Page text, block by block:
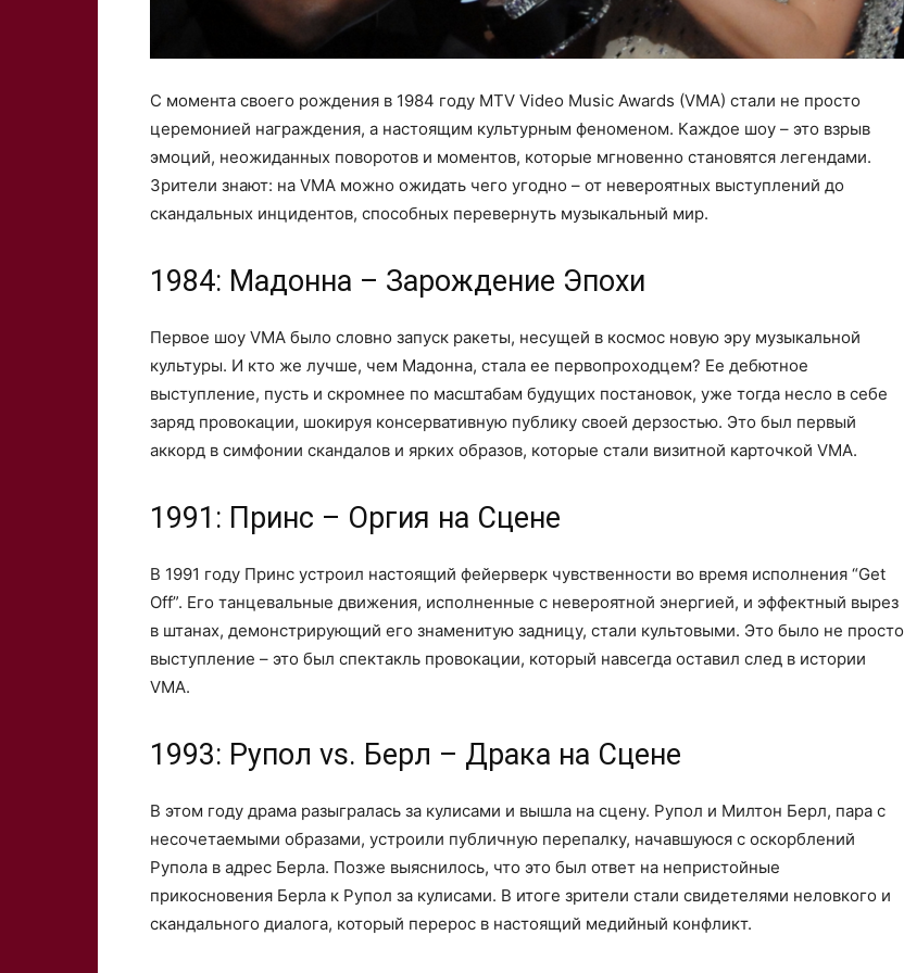
С момента своего рождения в 1984 году MTV Video Music Awards (VMA) стали не просто
церемонией награждения, а настоящим культурным феноменом. Каждое шоу – это взрыв
эмоций, неожиданных поворотов и моментов, которые мгновенно становятся легендами.
Зрители знают: на VMA можно ожидать чего угодно – от невероятных выступлений до
скандальных инцидентов, способных перевернуть музыкальный мир.
1984: Мадонна – Зарождение Эпохи
Первое шоу VMA было словно запуск ракеты, несущей в космос новую эру музыкальной
культуры. И кто же лучше, чем Мадонна, стала ее первопроходцем? Ее дебютное
выступление, пусть и скромнее по масштабам будущих постановок, уже тогда несло в себе
заряд провокации, шокируя консервативную публику своей дерзостью. Это был первый
аккорд в симфонии скандалов и ярких образов, которые стали визитной карточкой VMA.
1991: Принс – Оргия на Сцене
В 1991 году Принс устроил настоящий фейерверк чувственности во время исполнения “Get
Off”. Его танцевальные движения, исполненные с невероятной энергией, и эффектный вырез
в штанах, демонстрирующий его знаменитую задницу, стали культовыми. Это было не просто
выступление – это был спектакль провокации, который навсегда оставил след в истории
VMA.
1993: Рупол vs. Берл – Драка на Сцене
В этом году драма разыгралась за кулисами и вышла на сцену. Рупол и Милтон Берл, пара с
несочетаемыми образами, устроили публичную перепалку, начавшуюся с оскорблений
Рупола в адрес Берла. Позже выяснилось, что это был ответ на непристойные
прикосновения Берла к Рупол за кулисами. В итоге зрители стали свидетелями неловкого и
скандального диалога, который перерос в настоящий медийный конфликт.